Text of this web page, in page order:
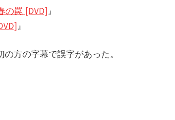
の罠 [DVD] 』
』
方の字幕で誤字があった。